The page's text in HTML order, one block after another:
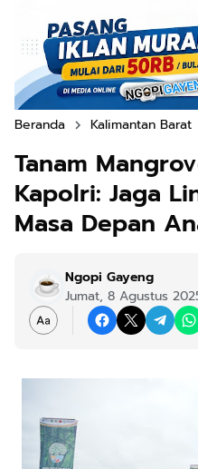
Beranda Kalimantan Barat
Tanam
Kapolri: Jaga
Masa Depan
Ngopi Gayeng
Jumat, 8 Agustus